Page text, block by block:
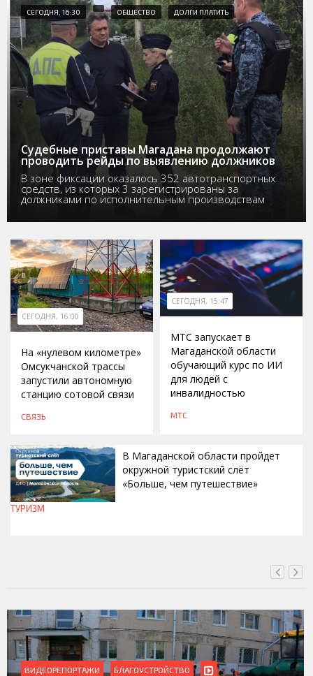
СЕГОДНЯ, 16:30 ОБЩЕСТВО ДОЛГИ ПЛАТИТЬ
Судебные приставы Магадана продолжают
проводить рейды по выявлению должников
В зоне фиксации оказалось 352 автотранспортных
средств, из которых 3 зарегистрированы за
должниками по исполнительным производствам
СЕГОДНЯ, 16:00
На «нулевом километре»
Омсукчанской трассы
запустили автономную
станцию сотовой связи
СВЯЗЬ
СЕГОДНЯ, 15:47
МТС запускает в
Магаданской области
обучающий курс по ИИ
для людей с
инвалидностью
МТС
В Магаданской области пройдет
окружной туристский слёт
«Больше, чем путешествие»
ТУРИЗМ
ВИДЕОРЕПОРТАЖИ